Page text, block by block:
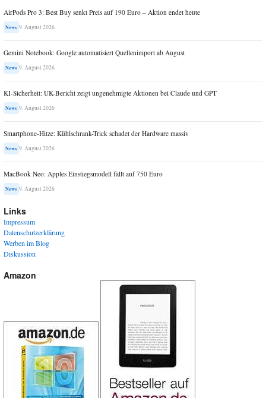
AirPods Pro 3: Best Buy senkt Preis auf 190 Euro – Aktion endet heute
News 9. August 2026
Gemini Notebook: Google automatisiert Quellenimport ab August
News 9. August 2026
KI-Sicherheit: UK-Bericht zeigt ungenehmigte Aktionen bei Claude und GPT
News 9. August 2026
Smartphone-Hitze: Kühlschrank-Trick schadet der Hardware massiv
News 9. August 2026
MacBook Neo: Apples Einstiegsmodell fällt auf 750 Euro
News 9. August 2026
Links
Impressum
Datenschutzerklärung
Werben im Blog
Diskussion
Amazon